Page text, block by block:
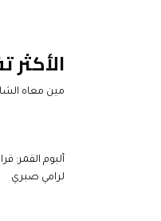
الأكثر
مين معاه
ألبوم القمر:
لرامي صبري